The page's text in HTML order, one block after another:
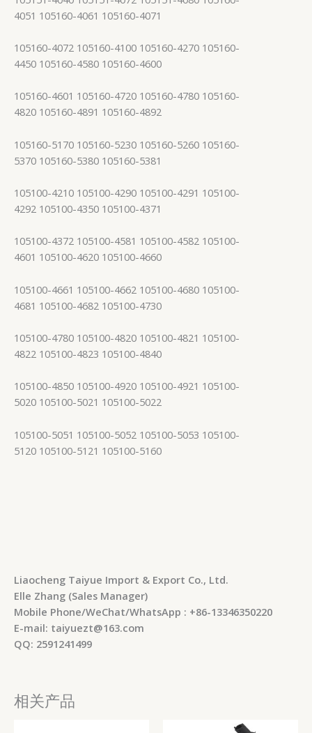
4051 105160-4061 105160-4071
105160-4072 105160-4100 105160-4270 105160-
4450 105160-4580 105160-4600
105160-4601 105160-4720 105160-4780 105160-
4820 105160-4891 105160-4892
105160-5170 105160-5230 105160-5260 105160-
5370 105160-5380 105160-5381
105100-4210 105100-4290 105100-4291 105100-
4292 105100-4350 105100-4371
105100-4372 105100-4581 105100-4582 105100-
4601 105100-4620 105100-4660
105100-4661 105100-4662 105100-4680 105100-
4681 105100-4682 105100-4730
105100-4780 105100-4820 105100-4821 105100-
4822 105100-4823 105100-4840
105100-4850 105100-4920 105100-4921 105100-
5020 105100-5021 105100-5022
105100-5051 105100-5052 105100-5053 105100-
5120 105100-5121 105100-5160
Liaocheng Taiyue Import & Export Co., Ltd.
Elle Zhang (Sales Manager)
Mobile Phone/WeChat/WhatsApp : +86-13346350220
E-mail: taiyuezt@163.com
QQ: 2591241499
相关产品